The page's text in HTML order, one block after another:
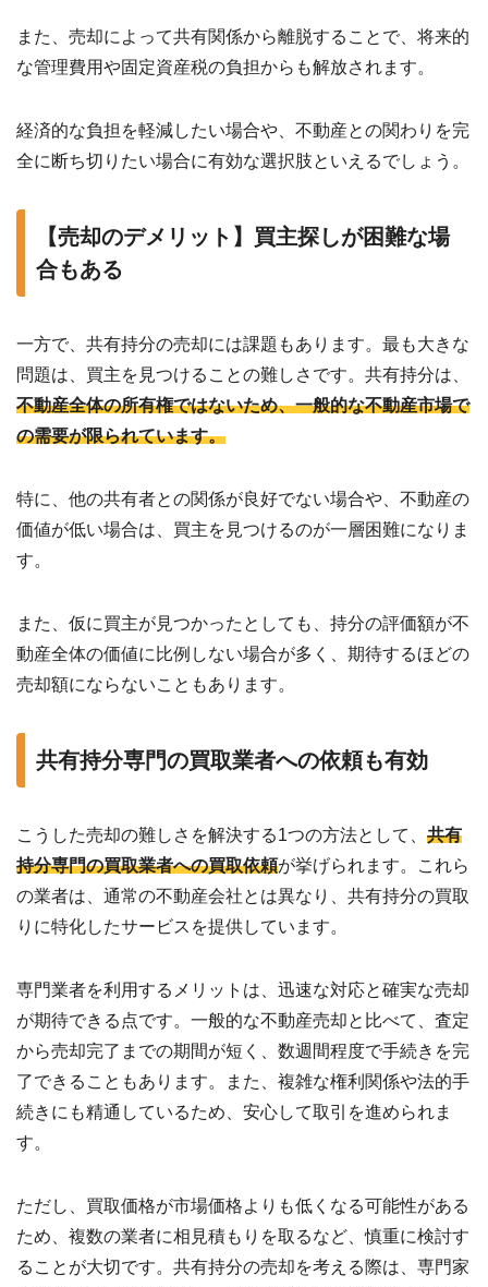
また、売却によって共有関係から離脱することで、将来的
な管理費用や固定資産税の負担からも解放されます。
経済的な負担を軽減したい場合や、不動産との関わりを完
全に断ち切りたい場合に有効な選択肢といえるでしょう。
【売却のデメリット】買主探しが困難な場
合もある
一方で、共有持分の売却には課題もあります。最も大きな
問題は、買主を見つけることの難しさです。共有持分は、
不動産全体の所有権ではないため、一般的な不動産市場で
の需要が限られています。
特に、他の共有者との関係が良好でない場合や、不動産の
価値が低い場合は、買主を見つけるのが一層困難になりま
す。
また、仮に買主が見つかったとしても、持分の評価額が不
動産全体の価値に比例しない場合が多く、期待するほどの
売却額にならないこともあります。
共有持分専門の買取業者への依頼も有効
こうした売却の難しさを解決する1つの方法として、 共有
持分専門の買取業者への買取依頼が挙げられます。これら
の業者は、通常の不動産会社とは異なり、共有持分の買取
りに特化したサービスを提供しています。
専門業者を利用するメリットは、迅速な対応と確実な売却
が期待できる点です。一般的な不動産売却と比べて、査定
から売却完了までの期間が短く、数週間程度で手続きを完
了できることもあります。また、複雑な権利関係や法的手
続きにも精通しているため、安心して取引を進められま
す。
ただし、買取価格が市場価格よりも低くなる可能性がある
ため、複数の業者に相見積もりを取るなど、慎重に検討す
ることが大切です。共有持分の売却を考える際は、専門家